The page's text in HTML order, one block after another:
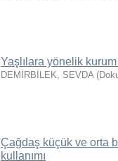
Yaşlılara yönelik
DEMİRBİLEK, SEVDA (
Çağdaş küçük ve orta
kullanımı